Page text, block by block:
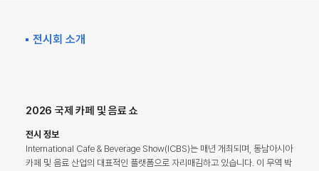
전시회 소개
2026 국제 카페 및 음료 쇼
전시 정보
International Cafe & Beverage Show(ICBS)는 매년 개최되며, 동남아시아
카페 및 음료 산업의 대표적인 플랫폼으로 자리매김하고 있습니다. 이 무역 박